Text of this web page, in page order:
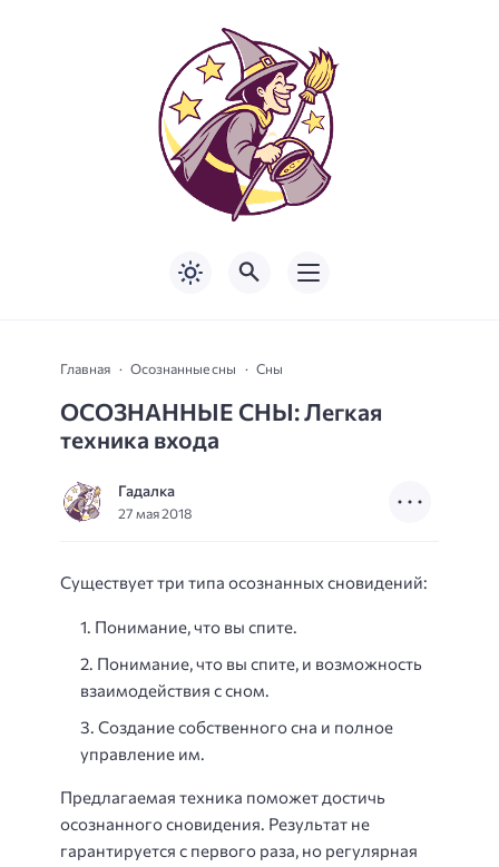
Главная Осознанные сны Сны
ОСОЗНАННЫЕ СНЫ: Легкая
техника входа
Гадалка
27 мая 2018
Существует три типа осознанных сновидений:
Понимание, что вы спите.
Понимание, что вы спите, и возможность
взаимодействия с сном.
Создание собственного сна и полное
управление им.
Предлагаемая техника поможет достичь
осознанного сновидения. Результат не
гарантируется с первого раза, но регулярная